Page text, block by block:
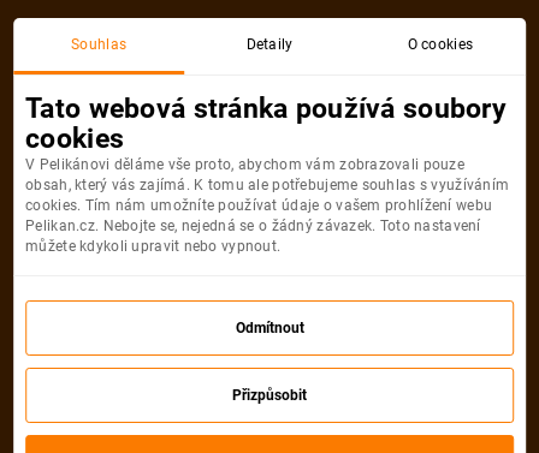
Souhlas Detaily O cookies
Tato webová stránka používá soubory
cookies
V Pelikánovi děláme vše proto, abychom vám zobrazovali pouze
obsah, který vás zajímá. K tomu ale potřebujeme souhlas s využíváním
cookies. Tím nám umožníte používat údaje o vašem prohlížení webu
Pelikan.cz. Nebojte se, nejedná se o žádný závazek. Toto nastavení
můžete kdykoli upravit nebo vypnout.
Odmítnout
Přizpůsobit